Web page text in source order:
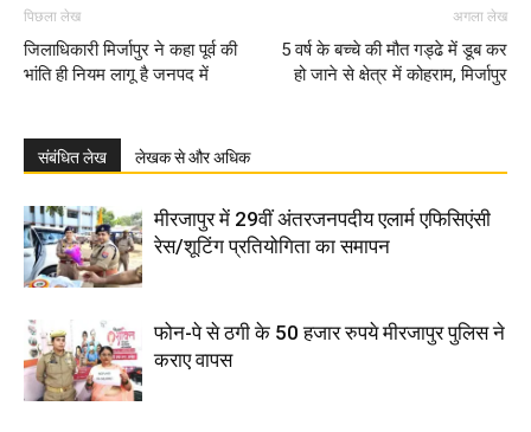
पिछला लेख
जिलाधिकारी मिर्जापुर ने कहा पूर्व की
भांति ही नियम लागू है जनपद में
अगला लेख
5 वर्ष के बच्चे की मौत गड्ढे में डूब कर
हो जाने से क्षेत्र में कोहराम, मिर्जापुर
संबंधित लेख लेखक से और अधिक
मीरजापुर में 29वीं अंतरजनपदीय एलार्म एफिसिएंसी
रेस/शूटिंग प्रतियोगिता का समापन
फोन-पे से ठगी के 50 हजार रुपये मीरजापुर पुलिस ने
कराए वापस